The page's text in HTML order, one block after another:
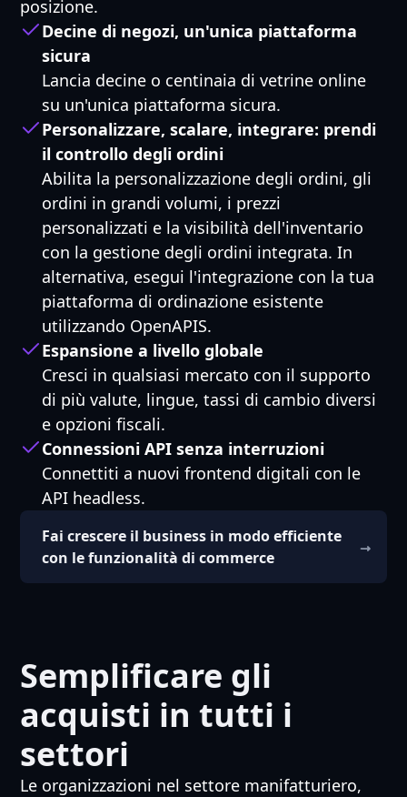
posizione.
Decine di negozi, un'unica piattaforma
sicura
Lancia decine o centinaia di vetrine online
su un'unica piattaforma sicura.
Personalizzare, scalare, integrare: prendi
il controllo degli ordini
Abilita la personalizzazione degli ordini, gli
ordini in grandi volumi, i prezzi
personalizzati e la visibilità dell'inventario
con la gestione degli ordini integrata. In
alternativa, esegui l'integrazione con la tua
piattaforma di ordinazione esistente
utilizzando OpenAPIS.
Espansione a livello globale
Cresci in qualsiasi mercato con il supporto
di più valute, lingue, tassi di cambio diversi
e opzioni fiscali.
Connessioni API senza interruzioni
Connettiti a nuovi frontend digitali con le
API headless.
Fai crescere il business in modo efficiente
con le funzionalità di commerce
Semplificare gli
acquisti in tutti i
settori
Le organizzazioni nel settore manifatturiero,